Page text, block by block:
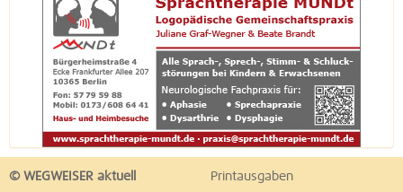
© WEGWEISER aktuell
Printausgaben